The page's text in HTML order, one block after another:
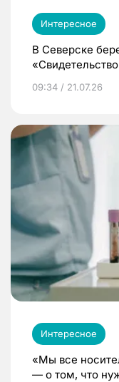
Интересное
В Северске
09:34 / 21.07.26
Интересное
«Мы все
— о том, что